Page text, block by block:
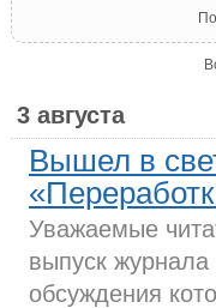
3 августа
Вышел в
Уважаемые
выпуск
обсуждения